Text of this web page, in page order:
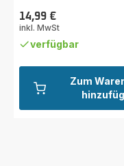
Zum
Preis
14,99 €
inkl. MwSt
verfügbar